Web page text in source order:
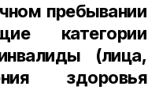
пребывании
категории
(лица,
здоровья